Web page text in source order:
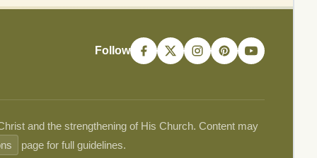
Follow
and the strengthening of His Church. Content may
page for full guidelines.